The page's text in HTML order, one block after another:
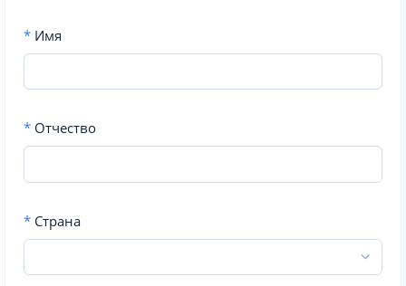
* Имя
* Отчество
* Страна